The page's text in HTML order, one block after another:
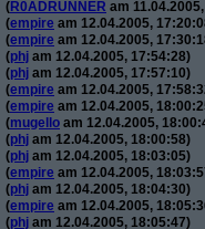
(R0ADRUNNER am
(empire am 12.04.2005,
(empire am 12.04.2005,
(phj am 12.04.2005, 17:54:28)
(phj am 12.04.2005, 17:57:10)
(empire am 12.04.2005,
(empire am 12.04.2005,
(mugello am 12.04.2005,
(phj am 12.04.2005, 18:00:58)
(phj am 12.04.2005, 18:03:05)
(empire am 12.04.2005,
(phj am 12.04.2005, 18:04:30)
(empire am 12.04.2005,
(phj am 12.04.2005, 18:05:47)